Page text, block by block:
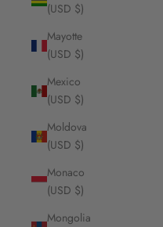
(USD $)
Mayotte
(USD $)
Mexico
(USD $)
Moldova
(USD $)
Monaco
(USD $)
Mongolia